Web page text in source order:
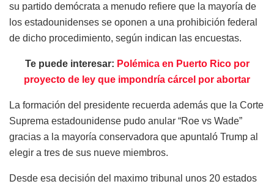
su partido demócrata a menudo refiere que la mayoría de
los estadounidenses se oponen a una prohibición federal
de dicho procedimiento, según indican las encuestas.
Te puede interesar: Polémica en Puerto Rico por
proyecto de ley que impondría cárcel por abortar
La formación del presidente recuerda además que la Corte
Suprema estadounidense pudo anular “Roe vs Wade”
gracias a la mayoría conservadora que apuntaló Trump al
elegir a tres de sus nueve miembros.
Desde esa decisión del maximo tribunal unos 20 estados